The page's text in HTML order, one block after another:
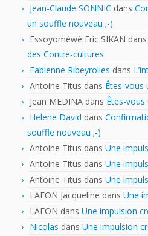
Jean-Claude SONNIC dans
un souffle nouveau ;-)
Essoyomèwè Eric SIKAN dans
des Contre-cultures
Fabienne Ribeyrolles dans
Antoine Titus dans Êtes-vous
Jean MEDINA dans Êtes-
Helene David dans
souffle nouveau ;-)
Antoine Titus dans Une
Antoine Titus dans Une
Antoine Titus dans Une
LAFON Jacqueline dans Une
LAFON dans Une impulsion
Nicolas dans Une impulsion